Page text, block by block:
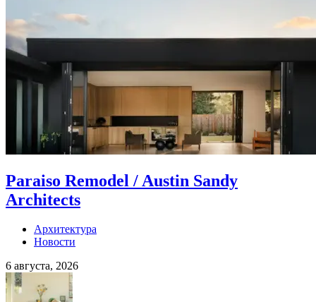
Paraiso Remodel / Austin Sandy
Architects
Архитектура
Новости
6 августа, 2026